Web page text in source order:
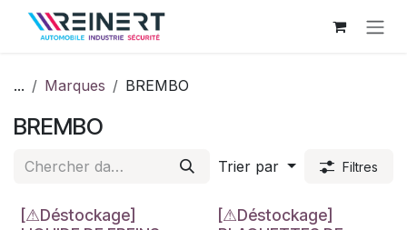
Se rendre au contenu
... Marques BREMBO
BREMBO
Trier par Filtres
[⚠Déstockage]
[⚠Déstockage]